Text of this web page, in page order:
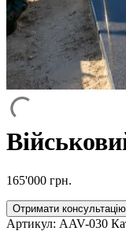
165'000 грн.
Отримати консультацію
Артикул: AAV-030